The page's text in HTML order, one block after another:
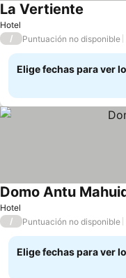
Hotel
La Vertiente
/ Puntuación no disponible
Elige fechas para ver
Hotel
Domo Antu
/ Puntuación no disponible
Elige fechas para ver